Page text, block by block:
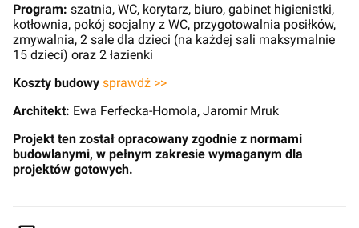
Program: szatnia, WC, korytarz, biuro, gabinet higienistki,
kotłownia, pokój socjalny z WC, przygotowalnia posiłków,
zmywalnia, 2 sale dla dzieci (na każdej sali maksymalnie
15 dzieci) oraz 2 łazienki
Koszty budowy sprawdź >>
Architekt: Ewa Ferfecka-Homola, Jaromir Mruk
Projekt ten został opracowany zgodnie z normami
budowlanymi, w pełnym zakresie wymaganym dla
projektów gotowych.